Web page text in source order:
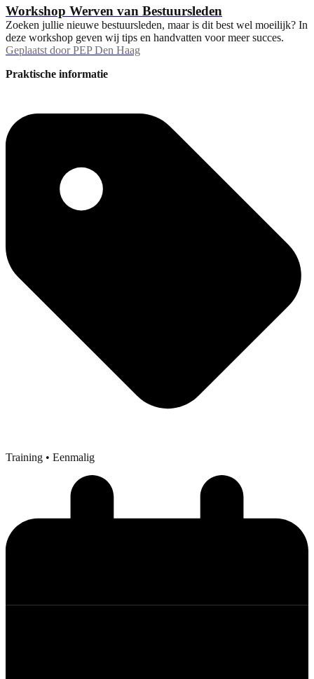
Workshop Werven van Bestuursleden
Zoeken jullie nieuwe bestuursleden, maar is dit best wel moeilijk? In
deze workshop geven wij tips en handvatten voor meer succes.
Geplaatst door PEP Den Haag
Praktische informatie
Training • Eenmalig